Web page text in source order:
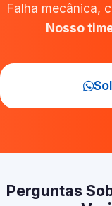
Falha mecânica,
Nosso
Perguntas